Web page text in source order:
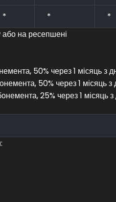
* * *
на ресепшені
50% через 1 місяць з
50% через 1 місяць з
25% через 1 місяць